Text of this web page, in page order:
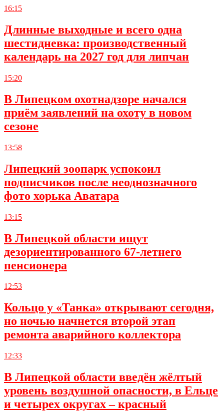
16:15
Длинные выходные и всего одна
шестидневка: производственный
календарь на 2027 год для липчан
15:20
В Липецком охотнадзоре начался
приём заявлений на охоту в новом
сезоне
13:58
Липецкий зоопарк успокоил
подписчиков после неоднозначного
фото хорька Аватара
13:15
В Липецкой области ищут
дезориентированного 67-летнего
пенсионера
12:53
Кольцо у «Танка» открывают сегодня,
но ночью начнется второй этап
ремонта аварийного коллектора
12:33
В Липецкой области введён жёлтый
уровень воздушной опасности, в Ельце
и четырех округах – красный